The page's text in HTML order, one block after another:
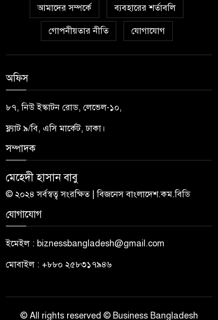
আমাদের সম্পর্কে ব্যবহারের শর্তাবলি
গোপনীয়তার নীতি যোগাযোগ
অফিস
৮৭, নিউ ইস্কাটন রোড, লেভেল-১০,
ফ্ল্যাট ৯/বি, এসি মার্কেট, ঢাকা।
সম্পাদক
মেহেদী হাসান বাবু
© ২০২৪ সর্বস্বত্ব সংরক্ষিত | বিজনেস বাংলাদেশ.কম.বিডি
যোগাযোগ
ইমেইল : biznessbangladesh@gmail.com
মোবাইল : +৮৮০ ২৫৮৩১৭৯৪৬
© All rights reserved © Business Bangladesh